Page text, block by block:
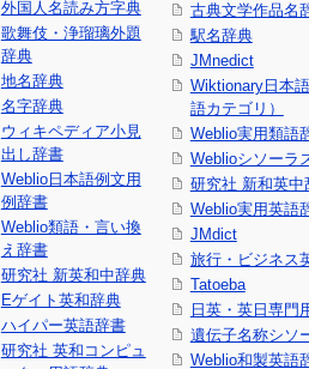
外国人名読み方字典
歌舞伎・浄瑠璃外題
辞典
地名辞典
名字辞典
ウィキペディア小見
出し辞書
Weblio日本語例文用
例辞書
Weblio類語・言い換
え辞書
研究社 新英和中辞典
Eゲイト英和辞典
ハイパー英語辞書
研究社 英和コンピュ
古典文学作品名
駅名辞典
JMnedict
Wiktionary日本
語カテゴリ）
Weblio実用類語
Weblioシソーラ
研究社 新和英中
Weblio実用英語
JMdict
旅行・ビジネス
Tatoeba
日英・英日専門
遺伝子名称シソ
Weblio和製英語